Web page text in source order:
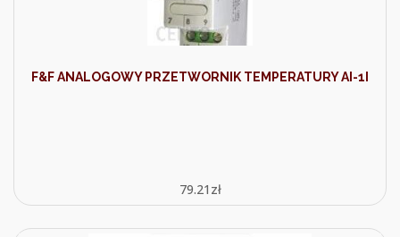
F&F ANALOGOWY PRZETWORNIK TEMPERATURY AI-1I
79.21 zł